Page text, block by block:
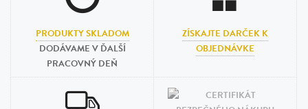
PRODUKTY SKLADOM
DODÁVAME V ĎALŠÍ
PRACOVNÝ DEŇ
ZÍSKAJTE DARČEK K
OBJEDNÁVKE